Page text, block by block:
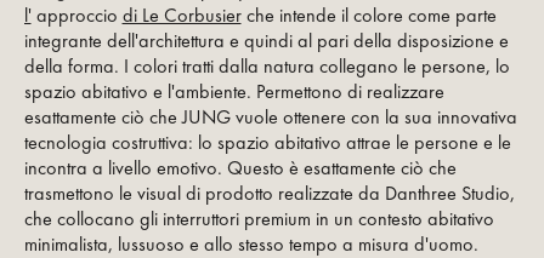
l'approccio di Le Corbusierche intende il colore come parte
integrante dell'architettura e quindi al pari della disposizione e
della forma. I colori tratti dalla natura collegano le persone, lo
spazio abitativo e l'ambiente. Permettono di realizzare
esattamente ciò che JUNG vuole ottenere con la sua innovativa
tecnologia costruttiva: lo spazio abitativo attrae le persone e le
incontra a livello emotivo. Questo è esattamente ciò che
trasmettono le visual di prodotto realizzate da Danthree Studio,
che collocano gli interruttori premium in un contesto abitativo
minimalista, lussuoso e allo stesso tempo a misura d'uomo.